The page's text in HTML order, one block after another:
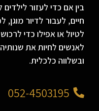
בין אם כדי לעזור
חיים, לעבור לדיור
לטיול או אפילו כדי
לאנשים לחיות את
ובשלווה כלכלית.
052-4503195